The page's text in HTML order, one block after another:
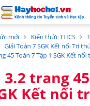
mới Kiến thức THCS
Giải Toán 7 SGK Kết nối Tri
45 Toán 7 Tập 1 SGK Kết
trang
Kết nối